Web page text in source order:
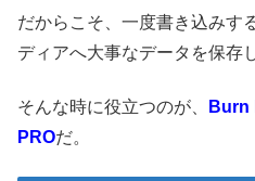
だからこそ、一度書き込みす
ディアへ大事なデータを保存
そんな時に役立つのが、
Burn
PROだ。